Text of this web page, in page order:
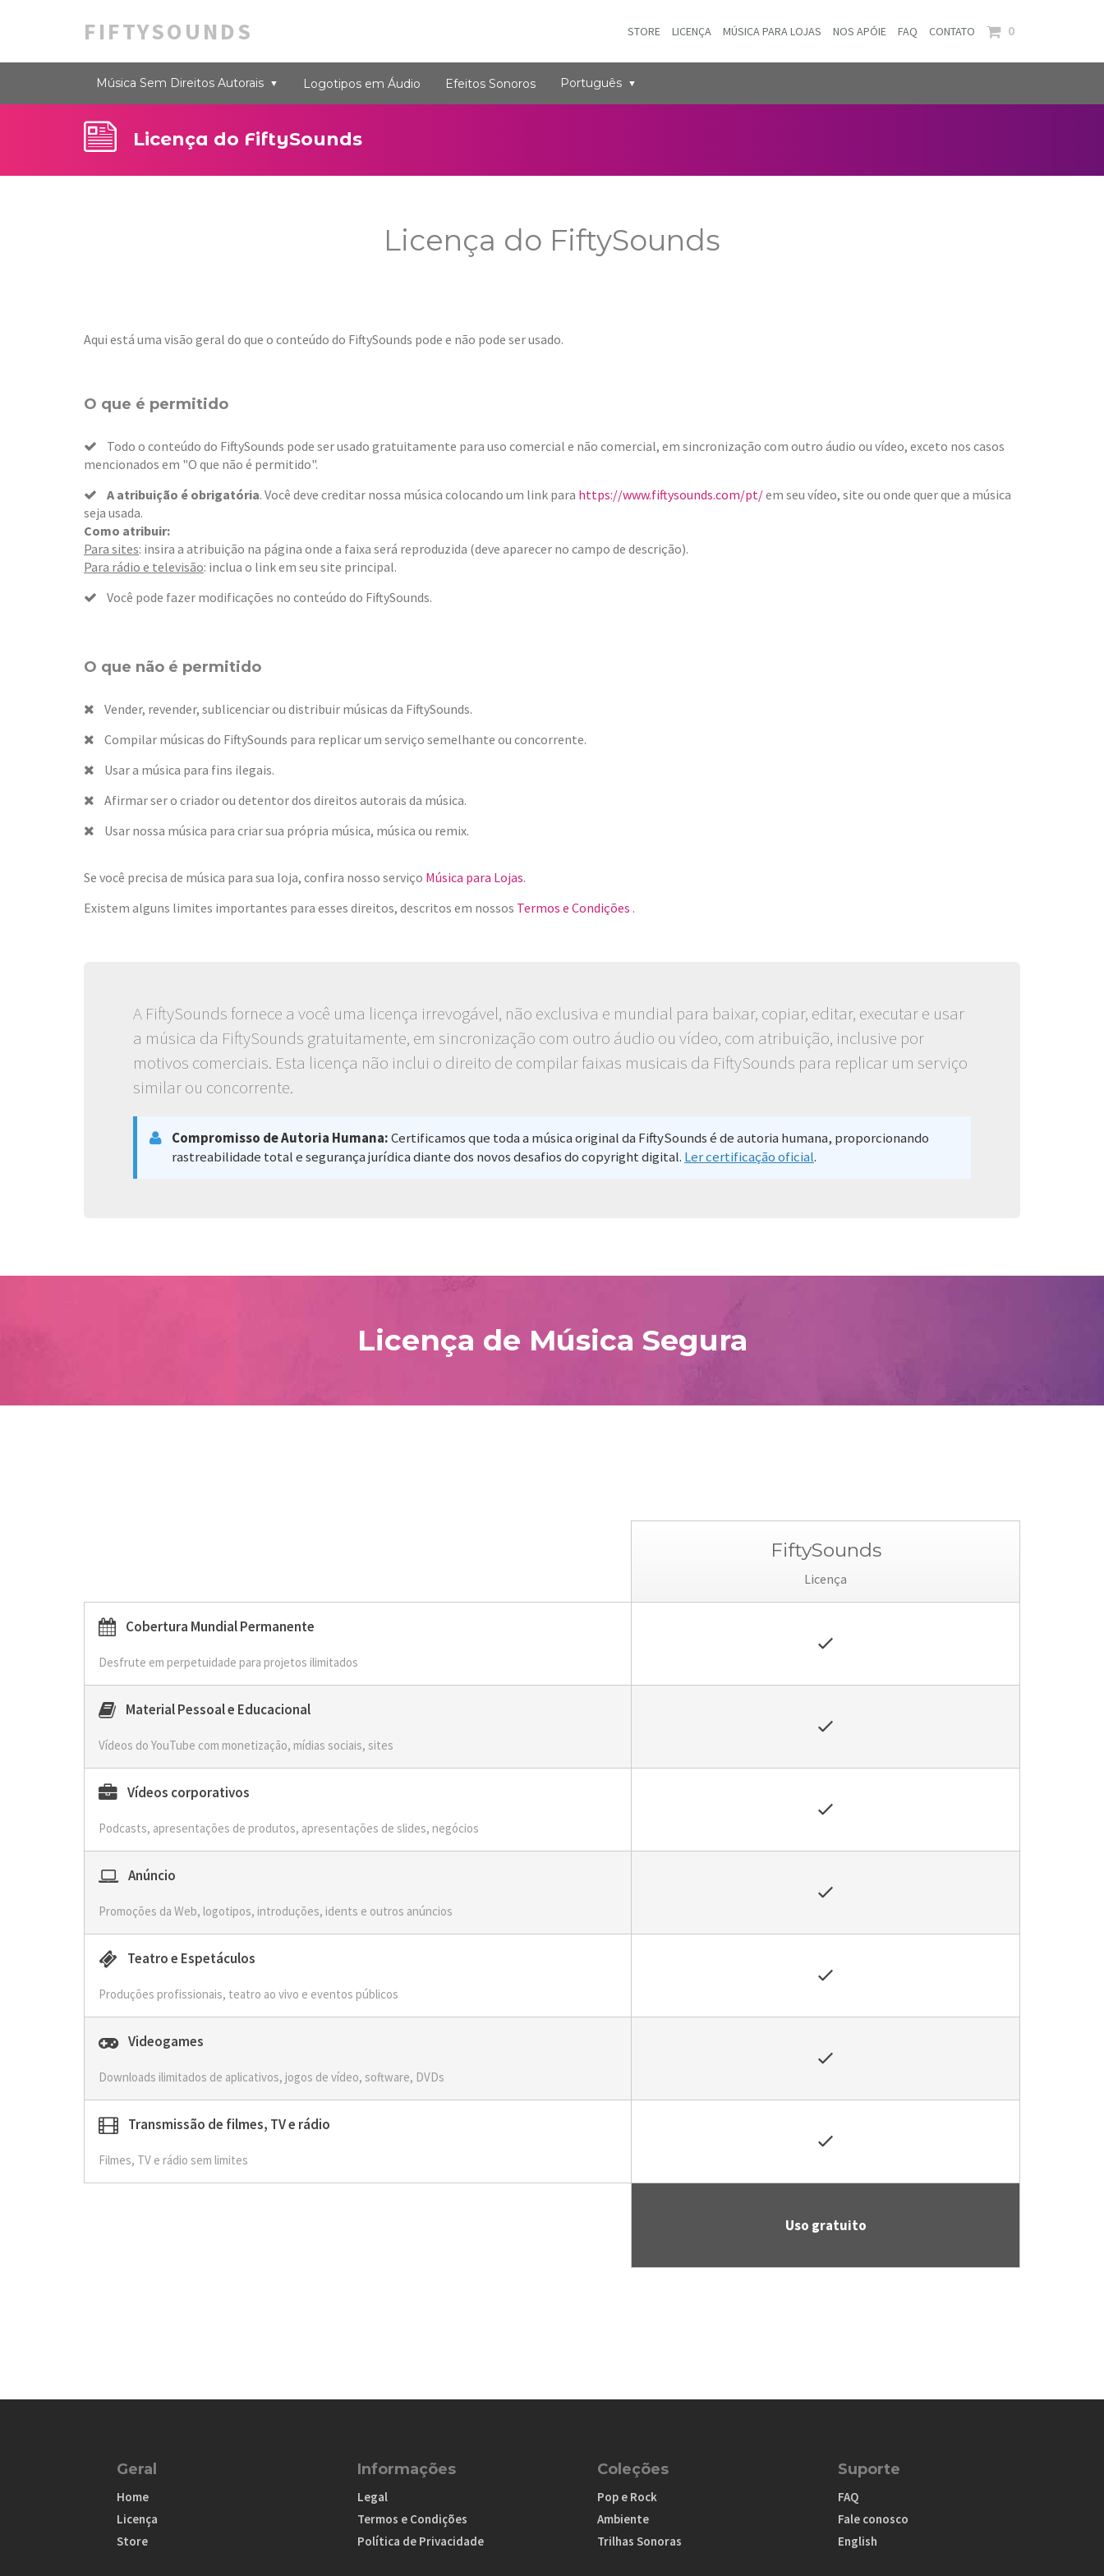
FIFTYSOUNDS STORE LICENÇA MÚSICA PARA LOJAS NOS APÓIE FAQ CONTATO 0
Música Sem Direitos Autorais Logotipos em Áudio Efeitos Sonoros Português
Licença do FiftySounds
Licença do FiftySounds
Aqui está uma visão geral do que o conteúdo do FiftySounds pode e não pode ser usado.
O que é permitido
Todo o conteúdo do FiftySounds pode ser usado gratuitamente para uso comercial e não comercial, em sincronização com outro áudio ou vídeo, exceto nos casos
mencionados em "O que não é permitido".
A atribuição é obrigatória. Você deve creditar nossa música colocando um link para https://www.fiftysounds.com/pt/em seu vídeo, site ou onde quer que a música
seja usada.
Como atribuir:
Para sites: insira a atribuição na página onde a faixa será reproduzida (deve aparecer no campo de descrição).
Para rádio e televisão: inclua o link em seu site principal.
Você pode fazer modificações no conteúdo do FiftySounds.
O que não é permitido
Vender, revender, sublicenciar ou distribuir músicas da FiftySounds.
Compilar músicas do FiftySounds para replicar um serviço semelhante ou concorrente.
Usar a música para fins ilegais.
Afirmar ser o criador ou detentor dos direitos autorais da música.
Usar nossa música para criar sua própria música, música ou remix.
Se você precisa de música para sua loja, confira nosso serviço Música para Lojas.
Existem alguns limites importantes para esses direitos, descritos em nossos Termos e Condições .
A FiftySounds fornece a você uma licença irrevogável, não exclusiva e mundial para baixar, copiar, editar, executar e usar
a música da FiftySounds gratuitamente, em sincronização com outro áudio ou vídeo, com atribuição, inclusive por
motivos comerciais. Esta licença não inclui o direito de compilar faixas musicais da FiftySounds para replicar um serviço
similar ou concorrente.
Compromisso de Autoria Humana:Certificamos que toda a música original da FiftySounds é de autoria humana, proporcionando
rastreabilidade total e segurança jurídica diante dos novos desafios do copyright digital. Ler certificação oficial.
Licença de Música Segura
FiftySounds
Licença
Uso gratuito
Cobertura Mundial Permanente
Desfrute em perpetuidade para projetos ilimitados
Material Pessoal e Educacional
Vídeos do YouTube com monetização, mídias sociais, sites
Vídeos corporativos
Podcasts, apresentações de produtos, apresentações de slides, negócios
Anúncio
Promoções da Web, logotipos, introduções, idents e outros anúncios
Teatro e Espetáculos
Produções profissionais, teatro ao vivo e eventos públicos
Videogames
Downloads ilimitados de aplicativos, jogos de vídeo, software, DVDs
Transmissão de filmes, TV e rádio
Filmes, TV e rádio sem limites
Geral
Home
Licença
Store
Informações
Legal
Termos e Condições
Política de Privacidade
Coleções
Pop e Rock
Ambiente
Trilhas Sonoras
Suporte
FAQ
Fale conosco
English